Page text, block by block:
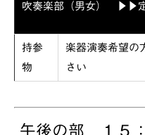
吹奏楽部（男女） ▶▶
持参
物
楽器演奏希望の
さい
午後の部 １５